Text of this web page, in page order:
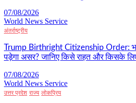
07/08/2026
World News Service
अंतर्राष्ट्रीय
Trump Birthright Citizenship Order:
पड़ेगा असर? जानिए किसे राहत और किसके
07/08/2026
World News Service
उत्तर प्रदेश राज्य लोकप्रिय